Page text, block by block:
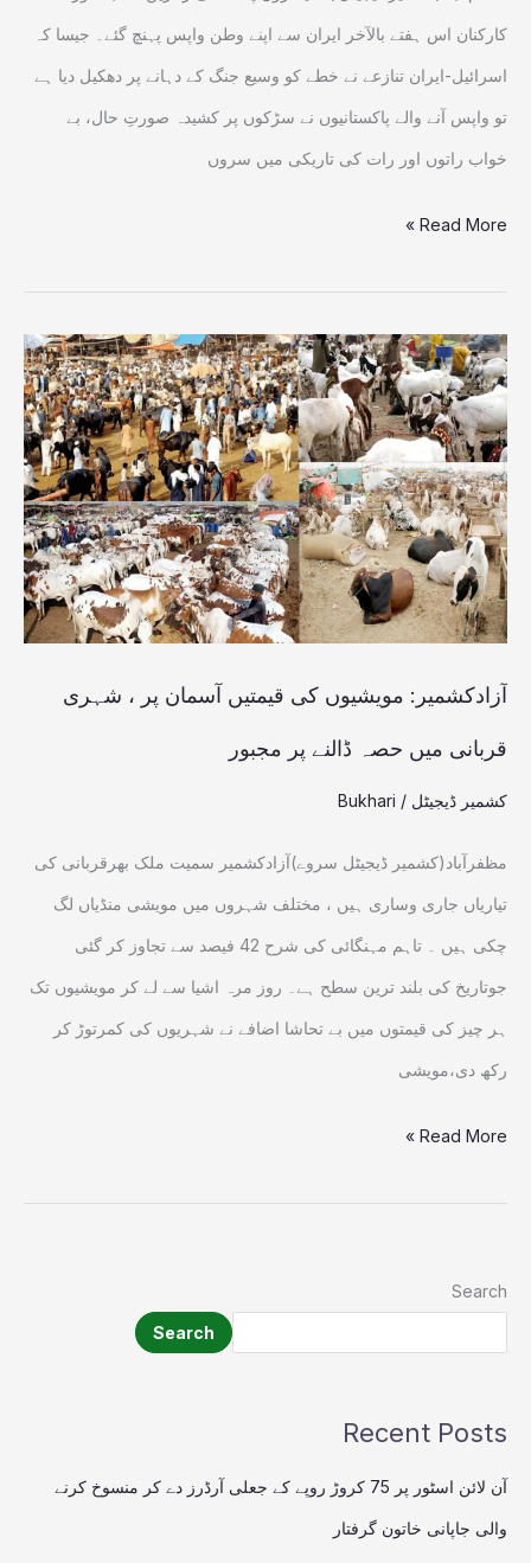
کارکنان اس ہفتے بالآخر ایران سے اپنے وطن واپس پہنچ گئے۔ جیسا کہ
اسرائیل-ایران تنازعے نے خطے کو وسیع جنگ کے دہانے پر دھکیل دیا ہے
تو واپس آنے والے پاکستانیوں نے سڑکوں پر کشیدہ صورتِ حال، بے
خواب راتوں اور رات کی تاریکی میں سروں
داستان
Read More »
آزادکشمیر: مویشیوں کی قیمتیں آسمان پر ، شہری
قربانی میں حصہ ڈالنے پر مجبور
کشمیر ڈیجیٹل /
Bukhari
مظفرآباد(کشمیر ڈیجیٹل سروے)آزادکشمیر سمیت ملک بھرقربانی کی
تیاریاں جاری وساری ہیں ، مختلف شہروں میں مویشی منڈیاں لگ
چکی ہیں ۔ تاہم مہنگائی کی شرح 42 فیصد سے تجاوز کر گئی
جوتاریخ کی بلند ترین سطح ہے۔ روز مرہ اشیا سے لے کر مویشیوں تک
ہر چیز کی قیمتوں میں بے تحاشا اضافے نے شہریوں کی کمرتوڑ کر
رکھ دی،مویشی
آزادکشمیر:
مویشیوں
کی
قیمتیں آسمان
پر
،
شہری
قربانی
میں حصہ
مجبور
Read More »
Search
Search
Recent Posts
آن لائن اسٹور پر 75 کروڑ روپے کے جعلی آرڈرز دے کر منسوخ کرنے
والی جاپانی خاتون گرفتار